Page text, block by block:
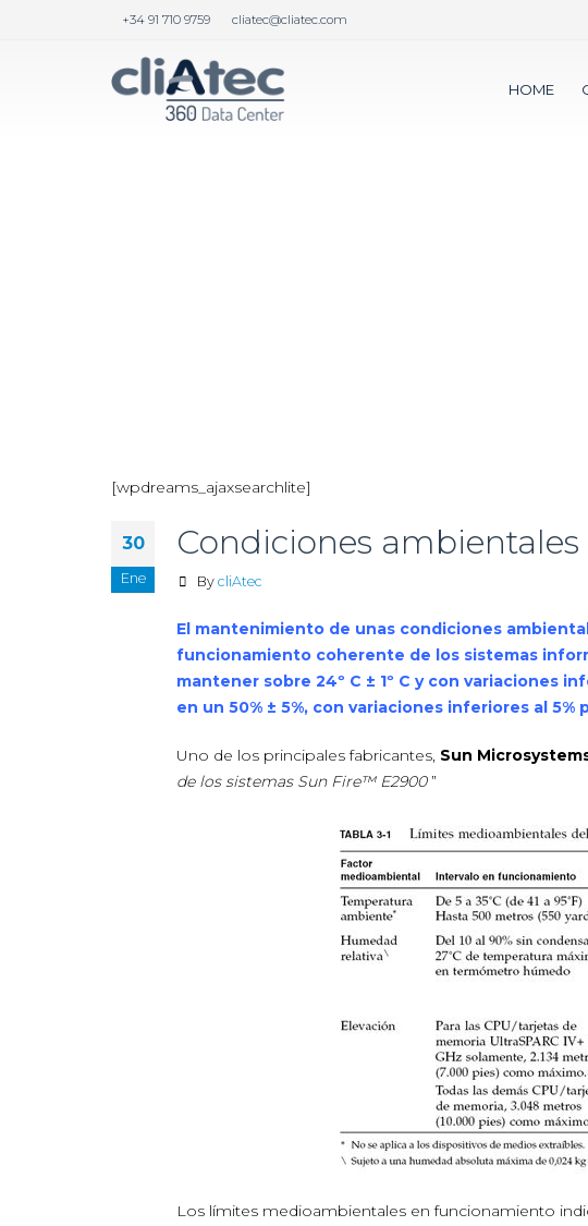
+34 91 710 9759 cliatec@cliatec.com
HOME
[wpdreams_ajaxsearchlite]
30
Ene
Condiciones
By cliAtec
El mantenimiento de unas condiciones
funcionamiento coherente de los sistemas
mantener sobre 24º C ± 1º C y con variaciones
en un 50% ± 5%, con variaciones inferiores al 5%
Uno de los principales fabricantes, Sun
de los sistemas Sun Fire™ E2900 ”
Los límites medioambientales en funcionamiento